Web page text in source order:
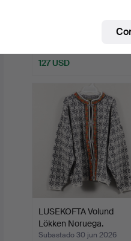
127 USD
LUSEKOFTA Volund
Lökken Noruega.
Subastado 30 jun 2026